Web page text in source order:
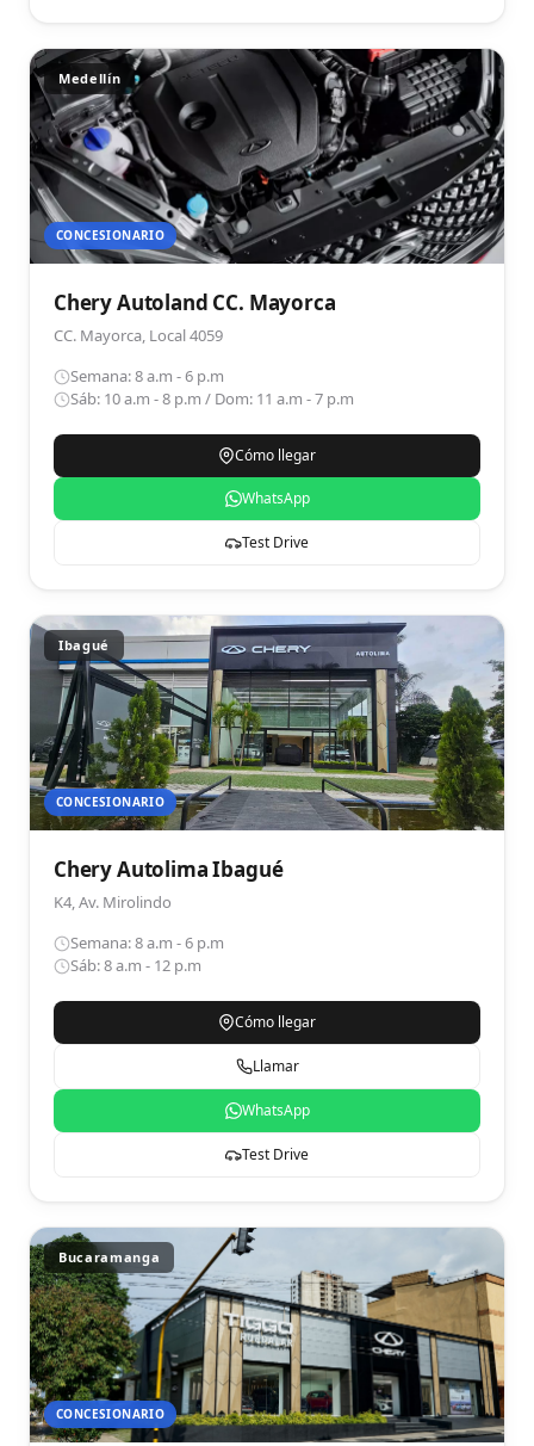
Medellín
CONCESIONARIO
Chery Autoland CC. Mayorca
CC. Mayorca, Local 4059
Semana: 8 a.m - 6 p.m
Sáb: 10 a.m - 8 p.m / Dom: 11 a.m - 7 p.m
Cómo llegar
WhatsApp
Test Drive
Ibagué
CONCESIONARIO
Chery Autolima Ibagué
K4, Av. Mirolindo
Semana: 8 a.m - 6 p.m
Sáb: 8 a.m - 12 p.m
Cómo llegar
Llamar
WhatsApp
Test Drive
Bucaramanga
CONCESIONARIO